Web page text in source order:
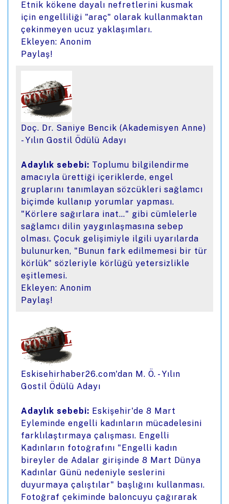
Etnik kökene dayalı nefretlerini kusmak
için engelliliği "araç" olarak kullanmaktan
çekinmeyen ucuz yaklaşımları.
Ekleyen: Anonim
Paylaş!
Doç. Dr. Saniye Bencik (Akademisyen Anne)
- Yılın Gostil Ödülü Adayı
Adaylık sebebi: Toplumu bilgilendirme
amacıyla ürettiği içeriklerde, engel
gruplarını tanımlayan sözcükleri sağlamcı
biçimde kullanıp yorumlar yapması.
"Körlere sağırlara inat…" gibi cümlelerle
sağlamcı dilin yaygınlaşmasına sebep
olması. Çocuk gelişimiyle ilgili uyarılarda
bulunurken, "Bunun fark edilmemesi bir tür
körlük" sözleriyle körlüğü yetersizlikle
eşitlemesi.
Ekleyen: Anonim
Paylaş!
Eskisehirhaber26.com'dan M. Ö. - Yılın
Gostil Ödülü Adayı
Adaylık sebebi: Eskişehir'de 8 Mart
Eyleminde engelli kadınların mücadelesini
farklılaştırmaya çalışması. Engelli
Kadınların fotoğrafını "Engelli kadın
bireyler de Adalar girişinde 8 Mart Dünya
Kadınlar Günü nedeniyle seslerini
duyurmaya çalıştılar" başlığını kullanması.
Fotoğraf çekiminde baloncuyu çağırarak